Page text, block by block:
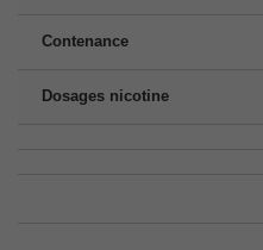
Contenance
Dosages nicotine